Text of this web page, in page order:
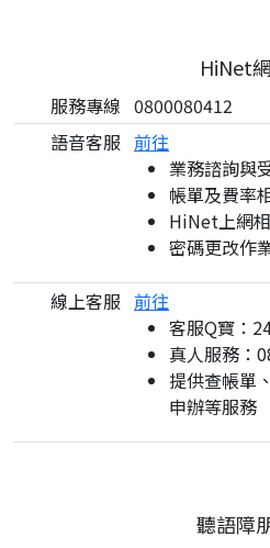
HiNet
服務專線 0800080412
語音客服 前往
業務諮詢與
帳單及費率
HiNet上網
密碼更改作
線上客服 前往
客服Q寶：
真人服務：
提供查帳單
申辦等服務
聽語障